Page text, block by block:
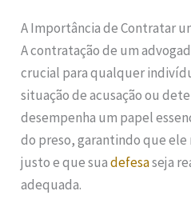
A Importância de Contratar
A contratação de um
crucial para qualquer
situação de acusação ou
desempenha um papel
do preso, garantindo que
justo e que suadefesaseja
adequada.